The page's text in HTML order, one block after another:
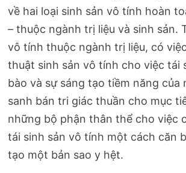
về hai loại sinh sản vô tính hoàn
– thuộc ngành trị liệu và sinh sản.
vô tính thuộc ngành trị liệu, có
thuật sinh sản vô tính cho việc tái
bào và sự sáng tạo tiềm năng của
sanh bán tri giác thuần cho mục
những bộ phận thân thể cho việc
tái sinh sản vô tính một cách căn
tạo một bản sao y hệt.